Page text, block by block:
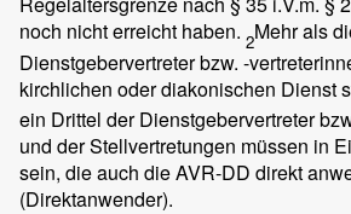
noch nicht erreicht haben. 2Mehr als
Dienstgebervertreter bzw. -
kirchlichen oder diakonischen Dienst
ein Drittel der Dienstgebervertreter
und der Stellvertretungen müssen in
sein, die auch die AVR-DD direkt
(Direktanwender).